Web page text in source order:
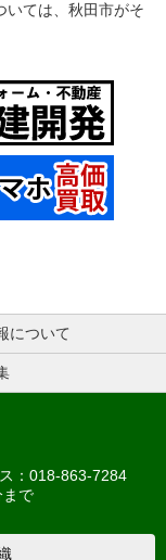
いては、秋田市がそ
について
：018-863-7284
まで